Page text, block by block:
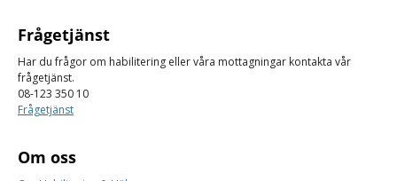
Frågetjänst
Har du frågor om habilitering eller våra mottagningar kontakta vår
frågetjänst.
08-123 350 10
Frågetjänst
Om oss